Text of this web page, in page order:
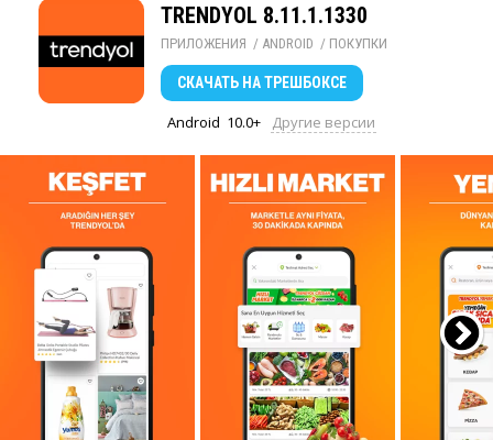
TRENDYOL 8.11.1.1330
ПРИЛОЖЕНИЯ / ANDROID / ПОКУПКИ
СКАЧАТЬ НА ТРЕШБОКСЕ
Android 10.0+ Другие версии